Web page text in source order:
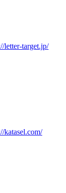
letter-target.jp/
katasel.com/